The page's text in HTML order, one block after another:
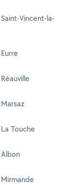
Vincent-la-
Touche